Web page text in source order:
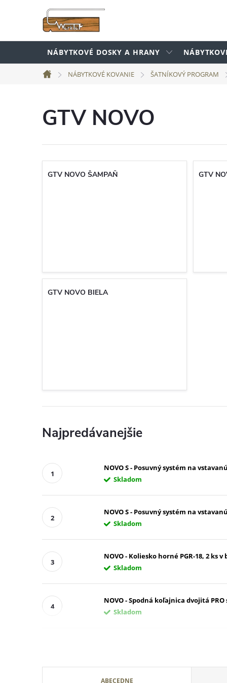
NÁBYTKOVÉ DOSKY A HRANY
Domov
NÁBYTKOVÉ KOVANIE ŠATNÍKOVÝ PROGRAM
GTV NOVO
GTV NOVO ŠAMPAŇ GTV
GTV NOVO BIELA
Najpredávanejšie
NOVO S - Posuvný systém na
Skladom
NOVO S - Posuvný systém na
Skladom
NOVO - Koliesko horné PGR-18, 2 ks
Skladom
NOVO - Spodná koľajnica dvojitá
Skladom
ABECEDNE